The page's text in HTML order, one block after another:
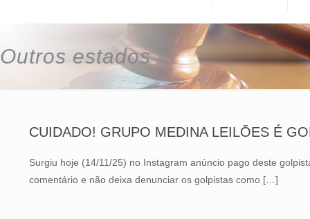
Outros estados
CUIDADO! GRUPO MEDINA LEILÕES É
Surgiu hoje (14/11/25) no Instagram anúncio pago deste
comentário e não deixa denunciar os golpistas como […]